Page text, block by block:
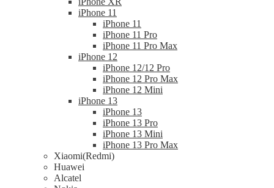
iPhone 11
iPhone 11
iPhone 11 Pro
iPhone 11 Pro Max
iPhone 12
iPhone 12/12 Pro
iPhone 12 Pro Max
iPhone 12 Mini
iPhone 13
iPhone 13
iPhone 13 Pro
iPhone 13 Mini
iPhone 13 Pro Max
Xiaomi(Redmi)
Huawei
Alcatel